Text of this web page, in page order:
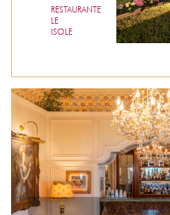
RESTAURANTE
LE
ISOLE